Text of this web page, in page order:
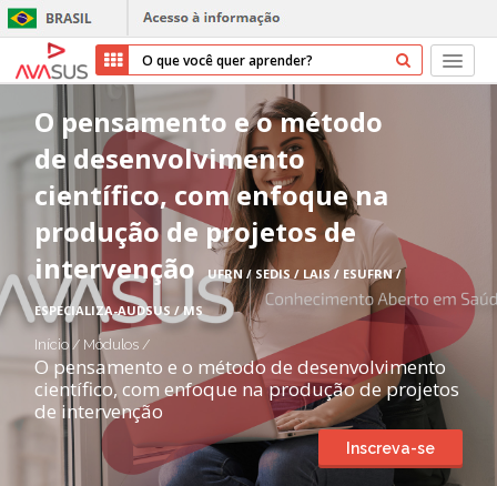
Início
Cursos
Parceiros
Sobre nós
Transparência
Repositório
Ajuda
O pensamento e o método
de desenvolvimento
científico, com enfoque na
produção de projetos de
intervenção
UFRN / SEDIS / LAIS / ESUFRN /
ESPECIALIZA-AUDSUS / MS
Início / Módulos/
O pensamento e o método de desenvolvimento
científico, com enfoque na produção de projetos
de intervenção
Inscreva-se